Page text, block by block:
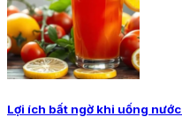
Lợi ích bất ngờ khi uống